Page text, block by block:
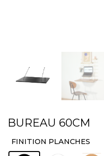
BUREAU 60CM
FINITION PLANCHES